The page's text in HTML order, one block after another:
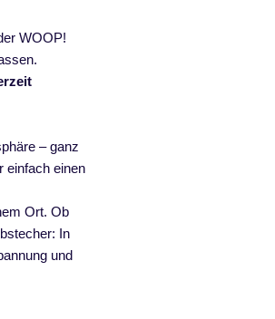
WOOP!
– ganz
einfach einen
Ort. Ob
In
und